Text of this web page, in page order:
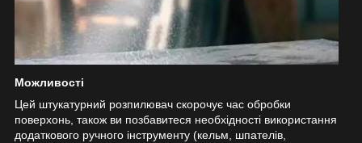
Можливості
Цей штукатурний розпилювач скорочує час обробки
поверхонь, також ви позбавитеся необхідності використання
додаткового ручного інструменту (кельм, шпателів,